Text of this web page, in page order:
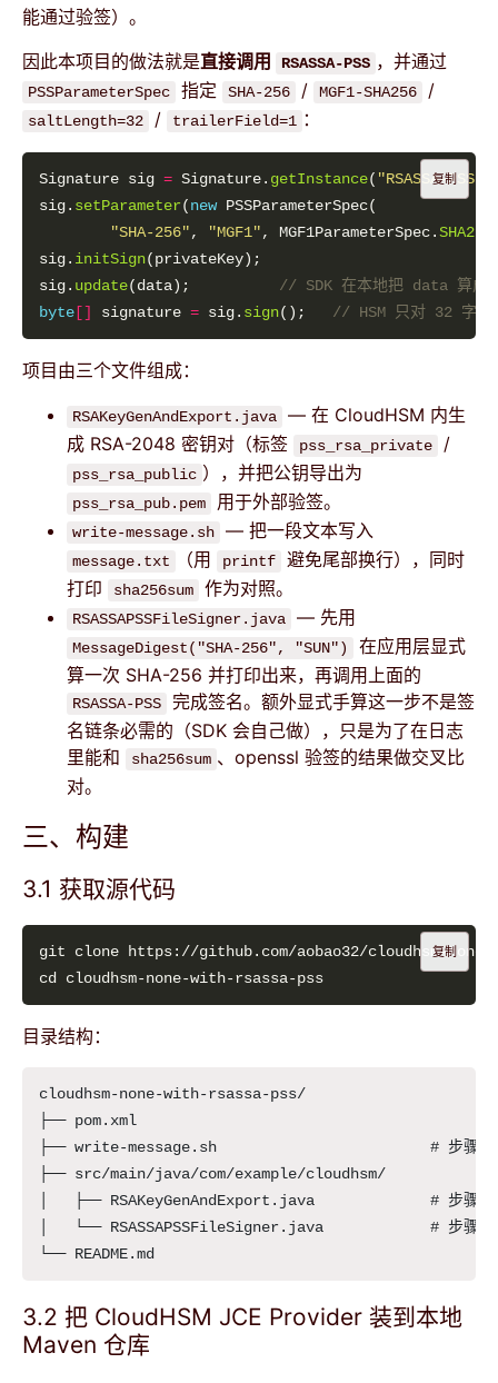
能通过验签）。
因此本项目的做法就是直接调用 RSASSA-PSS ，并通过
PSSParameterSpec 指定 SHA-256 / MGF1-SHA256 /
saltLength=32 / trailerField=1 ：
Signature sig = Signature. getInstance( "RSASSA-PSS"
sig. setParameter(new
"SHA-256", "MGF1", MGF1ParameterSpec.SHA256
sig. initSign
sig. update(data); // SDK 在本地把 data 算成
byte [] signature = sig. sign(); // HSM 只对 32 字节
复制
项目由三个文件组成：
RSAKeyGenAndExport.java
— 在 CloudHSM 内生
成 RSA-2048 密钥对（标签
pss_rsa_private /
pss_rsa_public ），并把公钥导出为
pss_rsa_pub.pem 用于外部验签。
write-message.sh — 把一段文本写入
message.txt （用 printf
避免尾部换行），同时
打印
sha256sum 作为对照。
RSASSAPSSFileSigner.java — 先用
MessageDigest("SHA-256", "SUN")
在应用层显式
算一次 SHA-256 并打印出来，再调用上面的
RSASSA-PSS
完成签名。额外显式手算这一步不是签
名链条必需的（SDK 会自己做），只是为了在日志
里能和
sha256sum 、openssl 验签的结果做交叉比
对。
三、构建
3.1 获取源代码
复制
目录结构：
cloudhsm-none-with-rsassa-pss/
├── pom.xml
├── write-message.sh                        # 步骤2：
├── src/main/java/com/example/cloudhsm/
│   ├── RSAKeyGenAndExport.java             # 步骤1：
│   └── RSASSAPSSFileSigner.java            # 步骤3+4
3.2 把 CloudHSM JCE Provider 装到本地
Maven 仓库